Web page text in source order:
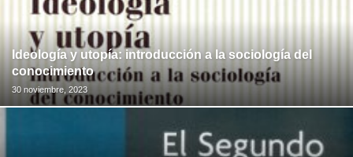
Ideología y utopía: introducción a la sociología del
conocimiento
30 noviembre, 2023